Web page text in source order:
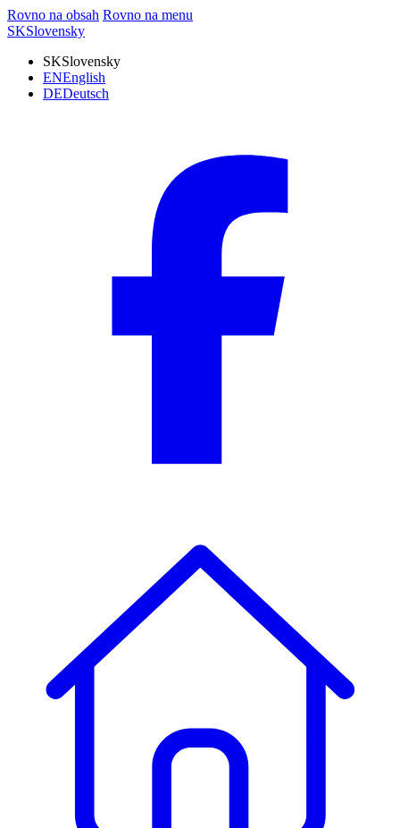
Rovno na obsah Rovno na menu
SKSlovensky
SKSlovensky
ENEnglish
DEDeutsch